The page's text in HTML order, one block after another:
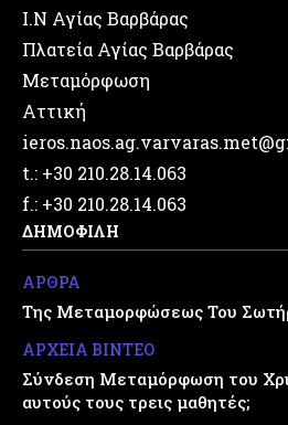
Ι.Ν Αγίας Βαρβάρας
Πλατεία Αγίας Βαρβάρας
Μεταμόρφωση
Αττική
t.: +30 210.28.14.063
f.: +30 210.28.14.063
ΔΗΜΟΦΙΛΗ
ΑΡΘΡΑ
Της Μεταμορφώσεως Του
ΑΡΧΕΙΑ ΒΙΝΤΕΟ
Σύνδεση Μεταμόρφωση του
αυτούς τους τρεις μαθητές;